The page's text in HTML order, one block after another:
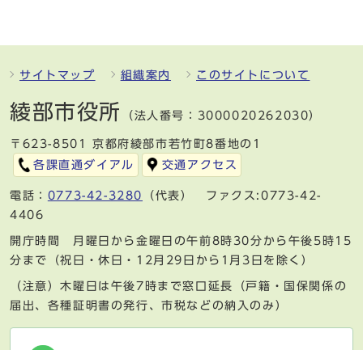
サイトマップ 組織案内 このサイトについて
綾部市役所 （法人番号：3000020262030）
〒623-8501 京都府綾部市若竹町8番地の1
各課直通ダイアル
交通アクセス
電話： 0773-42-3280
（代表） ファクス:0773-42-
4406
開庁時間 月曜日から金曜日の午前8時30分から午後5時15
分まで（祝日・休日・12月29日から1月3日を除く）
（注意）木曜日は午後7時まで窓口延長（戸籍・国保関係の
届出、各種証明書の発行、市税などの納入のみ）